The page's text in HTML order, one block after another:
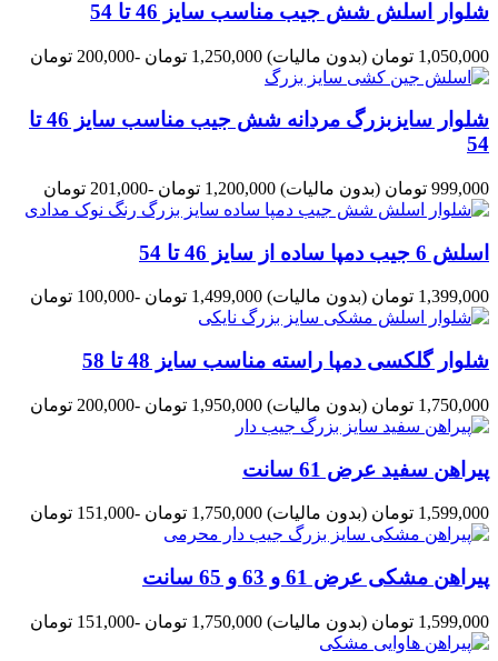
شلوار اسلش شش جیب مناسب سایز 46 تا 54
1,050,000 تومان (بدون مالیات) 1,250,000 تومان -200,000 تومان
شلوار سایزبزرگ مردانه شش جیب مناسب سایز 46 تا
54
999,000 تومان (بدون مالیات) 1,200,000 تومان -201,000 تومان
اسلش 6 جیب دمپا ساده از سایز 46 تا 54
1,399,000 تومان (بدون مالیات) 1,499,000 تومان -100,000 تومان
شلوار گلکسی دمپا راسته مناسب سایز 48 تا 58
1,750,000 تومان (بدون مالیات) 1,950,000 تومان -200,000 تومان
پیراهن سفید عرض 61 سانت
1,599,000 تومان (بدون مالیات) 1,750,000 تومان -151,000 تومان
پیراهن مشکی عرض 61 و 63 و 65 سانت
1,599,000 تومان (بدون مالیات) 1,750,000 تومان -151,000 تومان